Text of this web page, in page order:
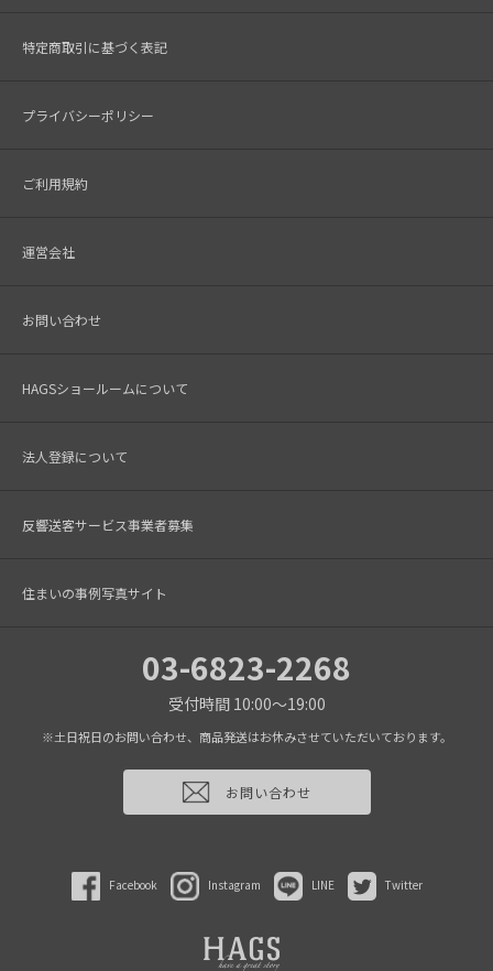
特定商取引に基づく表記
プライバシーポリシー
ご利用規約
運営会社
お問い合わせ
HAGSショールームについて
法人登録について
反響送客サービス事業者募集
住まいの事例写真サイト
03-6823-2268
受付時間 10:00～19:00
※土日祝日のお問い合わせ、商品発送はお休みさせていただいております。
お問い合わせ
Facebook Instagram LINE Twitter